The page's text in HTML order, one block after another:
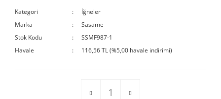
Kategori
İğneler
Marka
Sasame
Stok Kodu
SSMF987-1
Havale
116,56 TL (%5,00 havale indirimi)